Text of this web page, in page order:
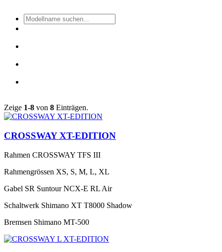
Zeige 1-8 von 8 Einträgen.
CROSSWAY XT-EDITION
Rahmen CROSSWAY TFS III
Rahmengrössen XS, S, M, L, XL
Gabel SR Suntour NCX-E RL Air
Schaltwerk Shimano XT T8000 Shadow
Bremsen Shimano MT-500